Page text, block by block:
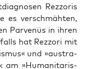
Rezz­oris
es ver­schmäh­ten,
Par­ve­nüs in ihren
hat Rezz­ori mit
und »aus­tra­
am »Huma­ni­ta­ris­